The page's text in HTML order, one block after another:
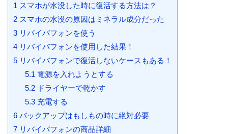
1 スマホが水没した時に復活する方法は？
2 スマホの水没の原因はミネラル成分だった
3 リバイバフォンを使う
4 リバイバフォンを使用した結果！
5 リバイバフォンで復活しないケースもある！
5.1 電源を入れようとする
5.2ドライヤーで乾かす
5.3充電する
6 バックアップはもしもの時に絶対必要
7 リバイバフォンの商品詳細